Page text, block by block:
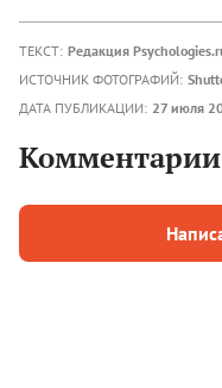
ТЕКСТ: Редакция
ИСТОЧНИК ФОТОГРАФИЙ:
ДАТА ПУБЛИКАЦИИ: 27 июля
Комментарии